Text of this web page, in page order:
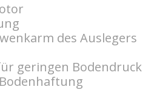
des Auslegers
geringen Bodendruck